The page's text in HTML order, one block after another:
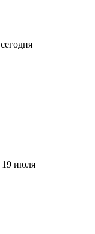
сегодня
19 июля